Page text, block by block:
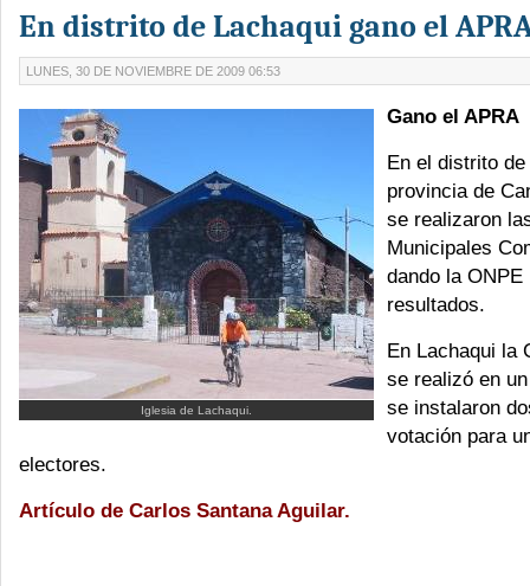
En distrito de Lachaqui gano el
LUNES, 30 DE NOVIEMBRE DE 2009 06:53
Iglesia de Lachaqui.
Gano el APRA
En el distrito
provincia de
se realizaron
Municipales
dando la
resultados.
En Lachaqui la
se realizó en
se instalaron
votación para
electores.
Artículo de Carlos Santana Aguilar.